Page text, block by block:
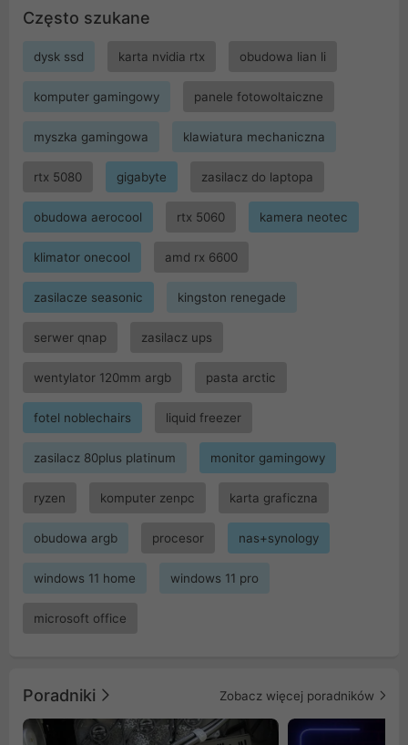
Często szukane
dysk ssd karta nvidia rtx obudowa lian li
komputer gamingowy panele fotowoltaiczne
myszka gamingowa klawiatura mechaniczna
rtx 5080 gigabyte zasilacz do laptopa
obudowa aerocool rtx 5060 kamera neotec
klimator onecool amd rx 6600
zasilacze seasonic kingston renegade
serwer qnap zasilacz ups
wentylator 120mm argb pasta arctic
fotel noblechairs liquid freezer
zasilacz 80plus platinum monitor gamingowy
ryzen komputer zenpc karta graficzna
obudowa argb procesor nas+synology
windows 11 home windows 11 pro
microsoft office
Poradniki Zobacz więcej poradników